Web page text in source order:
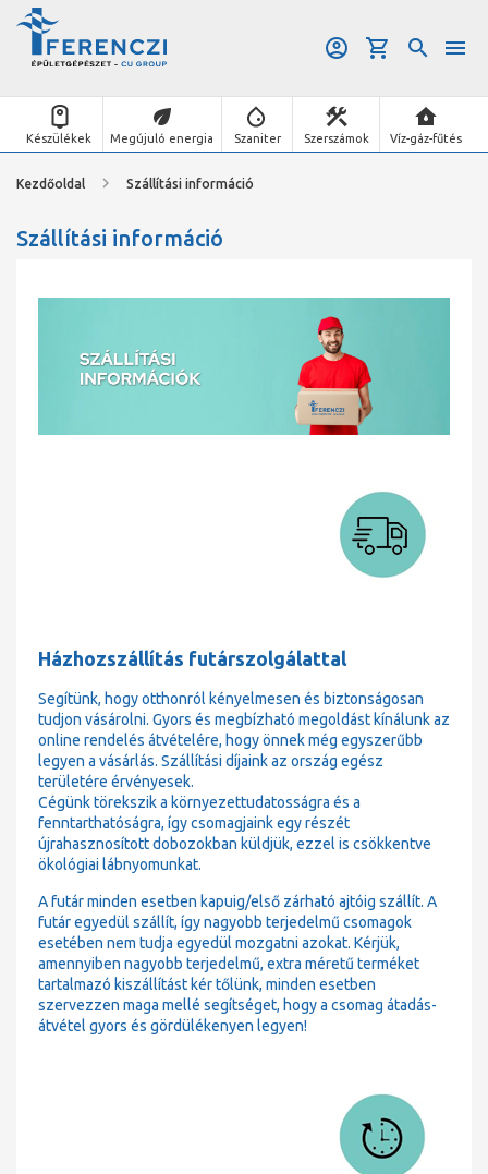
Készülékek Megújuló energia Szaniter Szerszámok Víz-gáz-fűtés
Kezdőoldal Szállítási információ
Szállítási információ
Házhozszállítás futárszolgálattal
Segítünk, hogy otthonról kényelmesen és biztonságosan
tudjon vásárolni. Gyors és megbízható megoldást kínálunk az
online rendelés átvételére, hogy önnek még egyszerűbb
legyen a vásárlás. Szállítási díjaink az ország egész
területére érvényesek.
Cégünk törekszik a környezettudatosságra és a
fenntarthatóságra, így csomagjaink egy részét
újrahasznosított dobozokban küldjük, ezzel is csökkentve
ökológiai lábnyomunkat.
A futár minden esetben kapuig/első zárható ajtóig szállít. A
futár egyedül szállít, így nagyobb terjedelmű csomagok
esetében nem tudja egyedül mozgatni azokat. Kérjük,
amennyiben nagyobb terjedelmű, extra méretű terméket
tartalmazó kiszállítást kér tőlünk, minden esetben
szervezzen maga mellé segítséget, hogy a csomag átadás-
átvétel gyors és gördülékenyen legyen!